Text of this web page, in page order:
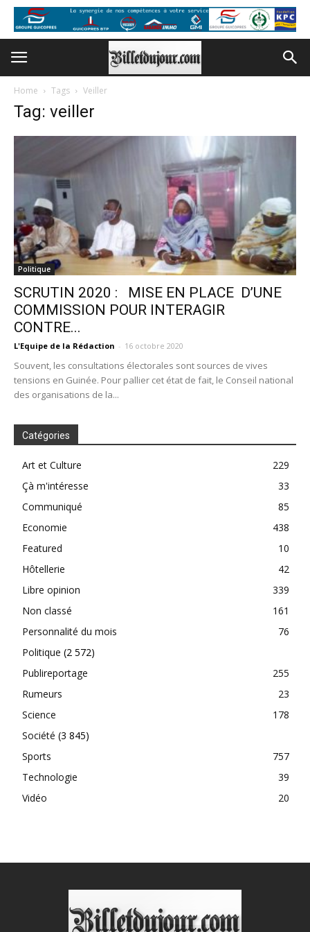
Home Tags Veiller
Tag: veiller
Politique
SCRUTIN 2020 : MISE EN PLACE D’UNE
COMMISSION POUR INTERAGIR
CONTRE...
L'Equipe de la Rédaction - 16 octobre 2020
Souvent, les consultations électorales sont sources de vives
tensions en Guinée. Pour pallier cet état de fait, le Conseil national
des organisations de la...
Catégories
Art et Culture
229
Çà m'intéresse
33
Communiqué
85
Economie
438
Featured
10
Hôtellerie
42
Libre opinion
339
Non classé
161
Personnalité du mois
76
Politique (2 572)
Publireportage
255
Rumeurs
23
Science
178
Société (3 845)
Sports
757
Technologie
39
Vidéo
20